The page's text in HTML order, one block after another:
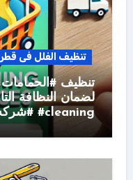
تنظيف الفلل فى قطر
تنظيف
#cleaning #شركه #تنظيف